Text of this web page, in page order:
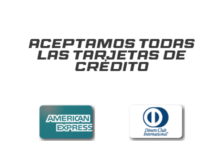
Aceptamos todas
las tarjetas de
crédito